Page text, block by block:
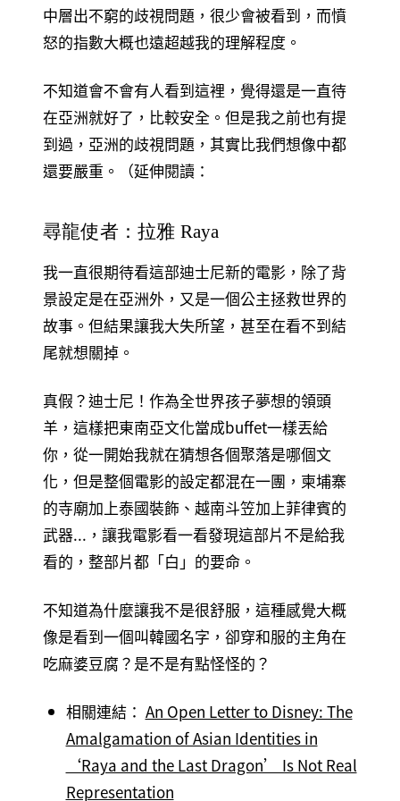
中層出不窮的歧視問題，很少會被看到，而憤
怒的指數大概也遠超越我的理解程度。
不知道會不會有人看到這裡，覺得還是一直待
在亞洲就好了，比較安全。但是我之前也有提
到過，亞洲的歧視問題，其實比我們想像中都
還要嚴重。（延伸閱讀：
尋龍使者：拉雅 Raya
我一直很期待看這部迪士尼新的電影，除了背
景設定是在亞洲外，又是一個公主拯救世界的
故事。但結果讓我大失所望，甚至在看不到結
尾就想關掉。
真假？迪士尼！作為全世界孩子夢想的領頭
羊，這樣把東南亞文化當成buffet一樣丟給
你，從一開始我就在猜想各個聚落是哪個文
化，但是整個電影的設定都混在一團，柬埔寨
的寺廟加上泰國裝飾、越南斗笠加上菲律賓的
武器...，讓我電影看一看發現這部片不是給我
看的，整部片都「白」的要命。
不知道為什麼讓我不是很舒服，這種感覺大概
像是看到一個叫韓國名字，卻穿和服的主角在
吃麻婆豆腐？是不是有點怪怪的？
相關連結： An Open Letter to Disney: The
Amalgamation of Asian Identities in
‘Raya and the Last Dragon’ Is Not Real
Representation